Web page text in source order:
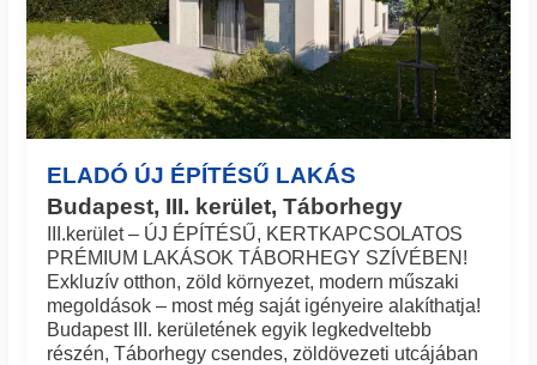
ELADÓ ÚJ ÉPÍTÉSŰ LAKÁS
Budapest, III. kerület, Táborhegy
III.kerület – ÚJ ÉPÍTÉSŰ, KERTKAPCSOLATOS
PRÉMIUM LAKÁSOK TÁBORHEGY SZÍVÉBEN!
Exkluzív otthon, zöld környezet, modern műszaki
megoldások – most még saját igényeire alakíthatja!
Budapest III. kerületének egyik legkedveltebb
részén, Táborhegy csendes, zöldövezeti utcájában